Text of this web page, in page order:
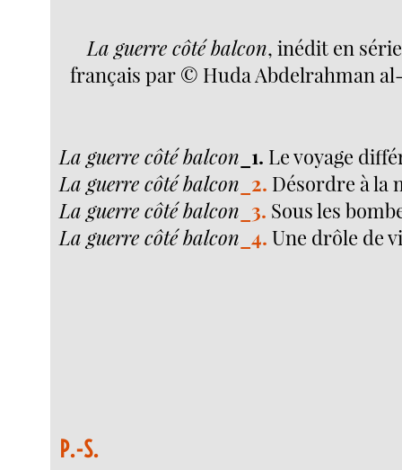
La guerre côté balcon, inédit en
français par © Huda Abdelrahman
La guerre côté balcon _1. Le voyage
La guerre côté balcon _2. Désordre à la
La guerre côté balcon _3. Sous les
La guerre côté balcon _4. Une drôle de
P.-S.